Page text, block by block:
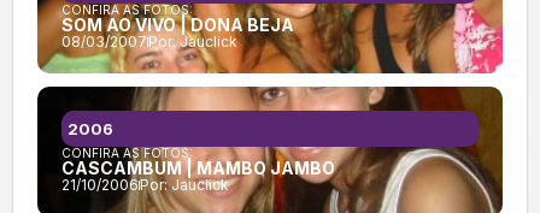
CONFIRA AS FOTOS:
SOM AO VIVO | DONA BEJA
08/03/2007Por:Jauclick
CONFIRA AS FOTOS:
CASCAMBUM | MAMBO JAMBO
21/10/2006 Por: Jauclick
2006